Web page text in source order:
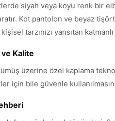
siyah veya koyu renk bir
Kot pantolon ve beyaz
tarzınızı yansıtan
Kalite
üzerine özel kaplama
için bile güvenle